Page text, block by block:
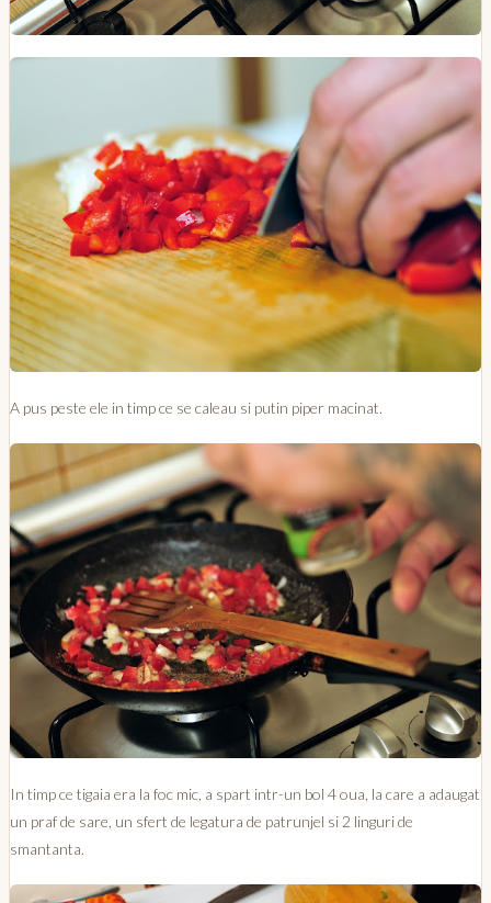
A pus peste ele in timp ce se caleau si putin piper macinat.
In timp ce tigaia era la foc mic, a spart intr-un bol 4 oua, la care a adaugat
un praf de sare, un sfert de legatura de patrunjel si 2 linguri de
smantanta.